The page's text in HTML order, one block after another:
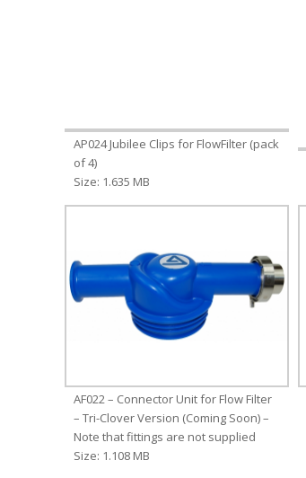
AP024 Jubilee Clips for FlowFilter (pack
of 4)
Size: 1.635 MB
AF022 – Connector Unit for Flow Filter
– Tri-Clover Version (Coming Soon) –
Note that fittings are not supplied
Size: 1.108 MB